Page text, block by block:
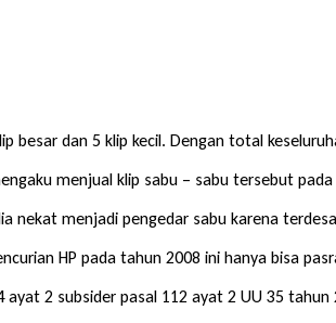
besar dan 5 klip kecil. Dengan total
menjual klip sabu – sabu tersebut
nekat menjadi pengedar sabu karena
HP pada tahun 2008 ini hanya bisa
2 subsider pasal 112 ayat 2 UU 35 tahun